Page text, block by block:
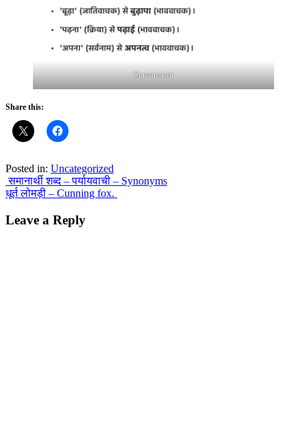
Screenshot
Share this:
Posted in: Uncategorized
Post
navigation
समानार्थी शब्द – पर्यायवाची – Synonyms
धूर्त लोमड़ी – Cunning fox.
Leave a Reply